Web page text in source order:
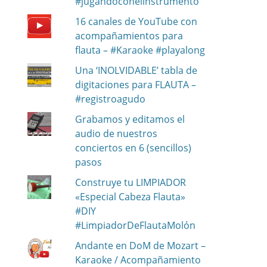
16 canales de YouTube con
acompañamientos para
flauta – #Karaoke #playalong
Una ‘INOLVIDABLE’ tabla de
digitaciones para FLAUTA –
#registroagudo
Grabamos y editamos el
audio de nuestros
conciertos en 6 (sencillos)
pasos
Construye tu LIMPIADOR
«Especial Cabeza Flauta»
#DIY
#LimpiadorDeFlautaMolón
Andante en DoM de Mozart –
Karaoke / Acompañamiento